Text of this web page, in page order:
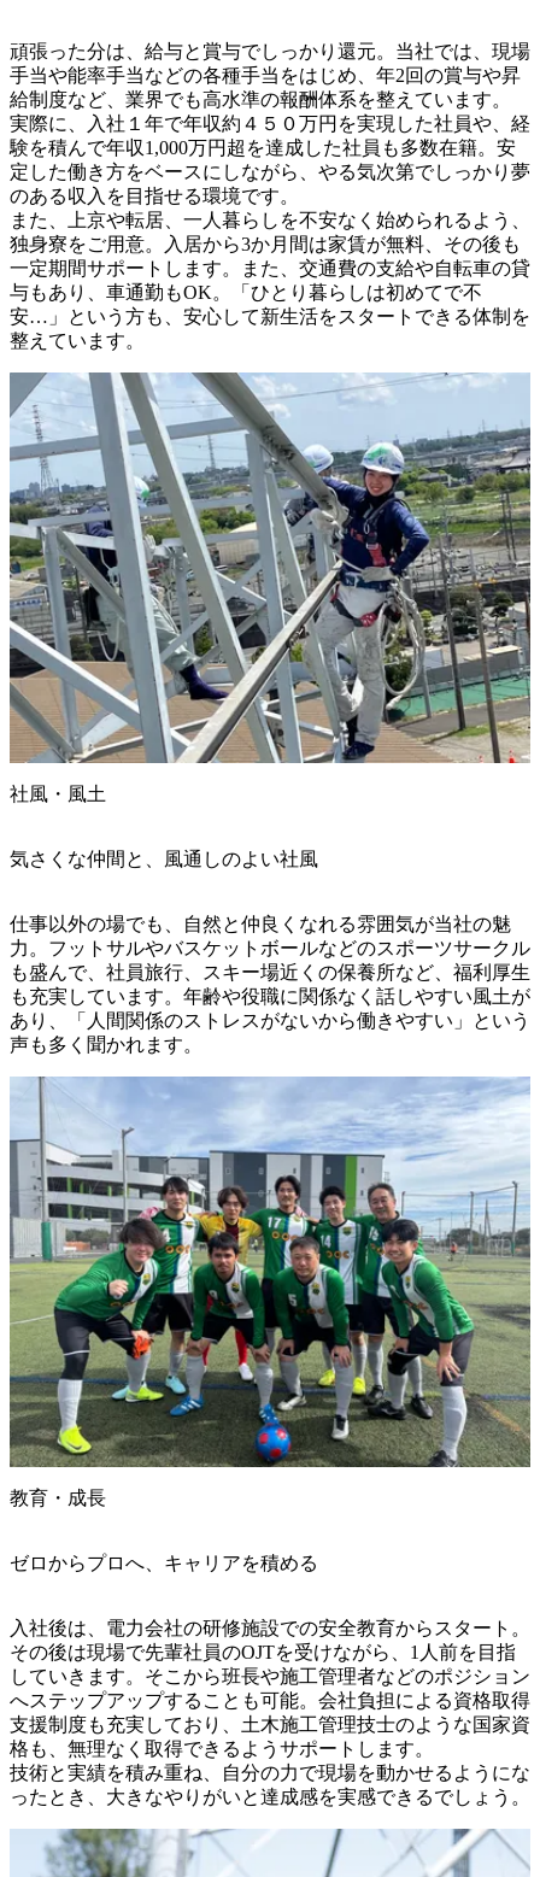
頑張った分は、給与と賞与でしっかり還元。当社では、現場
手当や能率手当などの各種手当をはじめ、年2回の賞与や昇
給制度など、業界でも高水準の報酬体系を整えています。
実際に、入社１年で年収約４５０万円を実現した社員や、経
験を積んで年収1,000万円超を達成した社員も多数在籍。安
定した働き方をベースにしながら、やる気次第でしっかり夢
のある収入を目指せる環境です。
また、上京や転居、一人暮らしを不安なく始められるよう、
独身寮をご用意。入居から3か月間は家賃が無料、その後も
一定期間サポートします。また、交通費の支給や自転車の貸
与もあり、車通勤もOK。「ひとり暮らしは初めてで不
安…」という方も、安心して新生活をスタートできる体制を
整えています。
社風・風土
気さくな仲間と、風通しのよい社風
仕事以外の場でも、自然と仲良くなれる雰囲気が当社の魅
力。フットサルやバスケットボールなどのスポーツサークル
も盛んで、社員旅行、スキー場近くの保養所など、福利厚生
も充実しています。年齢や役職に関係なく話しやすい風土が
あり、「人間関係のストレスがないから働きやすい」という
声も多く聞かれます。
教育・成長
ゼロからプロへ、キャリアを積める
入社後は、電力会社の研修施設での安全教育からスタート。
その後は現場で先輩社員のOJTを受けながら、1人前を目指
していきます。そこから班長や施工管理者などのポジション
へステップアップすることも可能。会社負担による資格取得
支援制度も充実しており、土木施工管理技士のような国家資
格も、無理なく取得できるようサポートします。
技術と実績を積み重ね、自分の力で現場を動かせるようにな
ったとき、大きなやりがいと達成感を実感できるでしょう。